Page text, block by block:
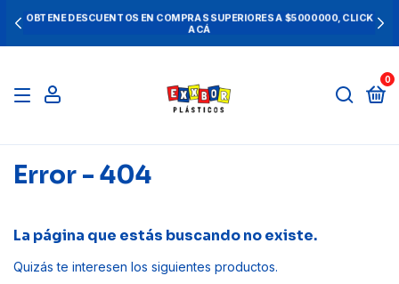
OBTENE DESCUENTOS EN COMPRAS SUPERIORES A $5000000, CLICK
ACÁ
0
Error - 404
La página que estás buscando no existe.
Quizás te interesen los siguientes productos.